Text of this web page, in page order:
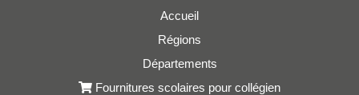
Accueil
Régions
Départements
Fournitures scolaires pour collégien